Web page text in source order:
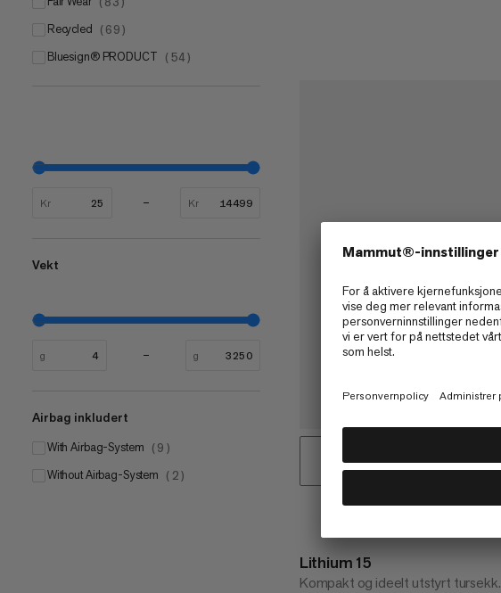
Recycled ( 69 )
bluesign® PRODUCT ( 54 )
Kr Kr
Vekt
g g
Airbag inkludert
With Airbag-System ( 9 )
Without Airbag-System ( 2 )
Lithium 15
Kompakt og ideelt utstyrt tursekk.